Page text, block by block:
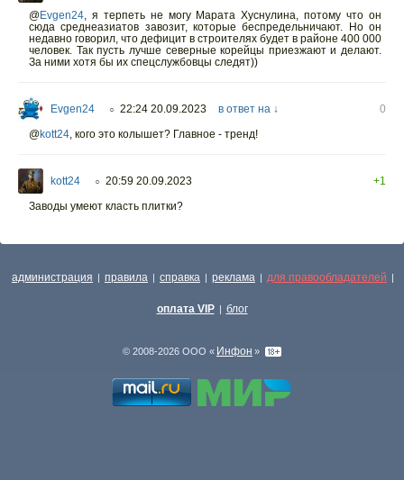
@Evgen24, я терпеть не могу Марата Хуснулина, потому что он
сюда среднеазиатов завозит, которые беспредельничают. Но он
недавно говорил, что дефицит в строителях будет в районе 400 000
человек. Так пусть лучше северные корейцы приезжают и делают.
За ними хотя бы их спецслужбовцы следят))
Evgen24 ○ 22:24 20.09.2023 в ответ на ↓
0
@kott24, кого это колышет? Главное - тренд!
kott24 ○ 20:59 20.09.2023
+1
Заводы умеют класть плитки?
администрация | правила | справка | реклама | для правообладателей |
оплата VIP | блог
© 2008-2026 ООО « Инфон »